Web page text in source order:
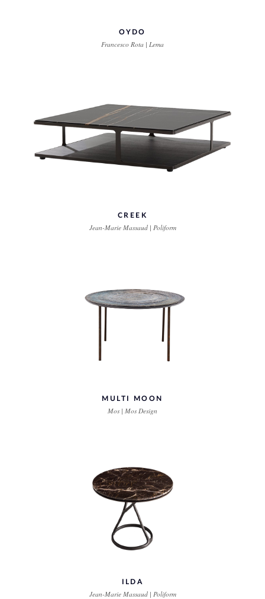
OYDO
Francesco Rota | Lema
CREEK
Jean-Marie Massaud | Poliform
MULTI MOON
Mos | Mos Design
ILDA
Jean-Marie Massaud | Poliform